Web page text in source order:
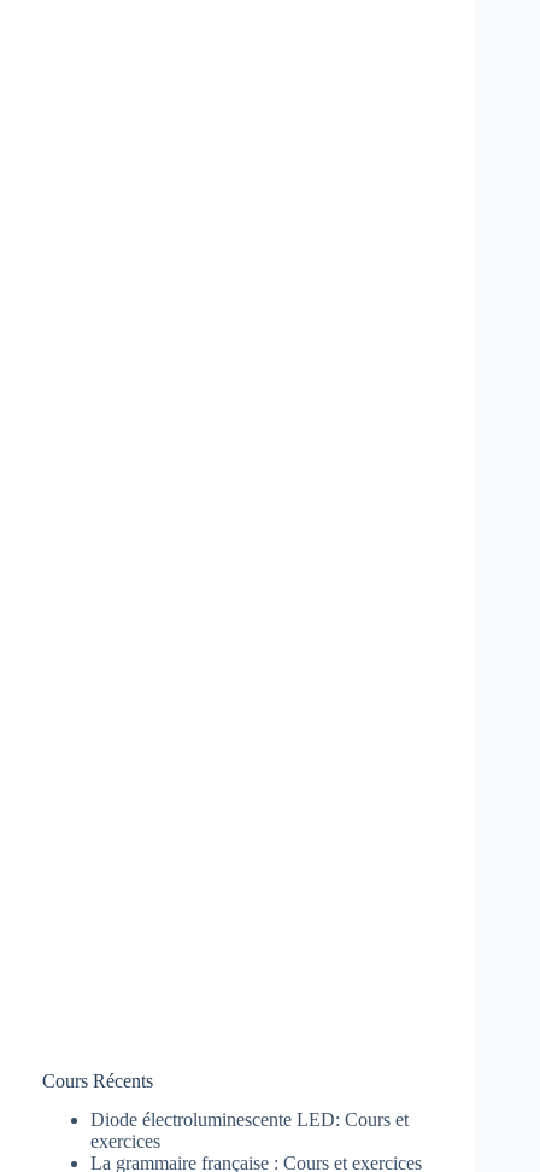
Cours Récents
Diode électroluminescente LED: Cours et
exercices
La grammaire française : Cours et exercices